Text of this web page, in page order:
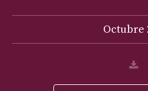
Octubre